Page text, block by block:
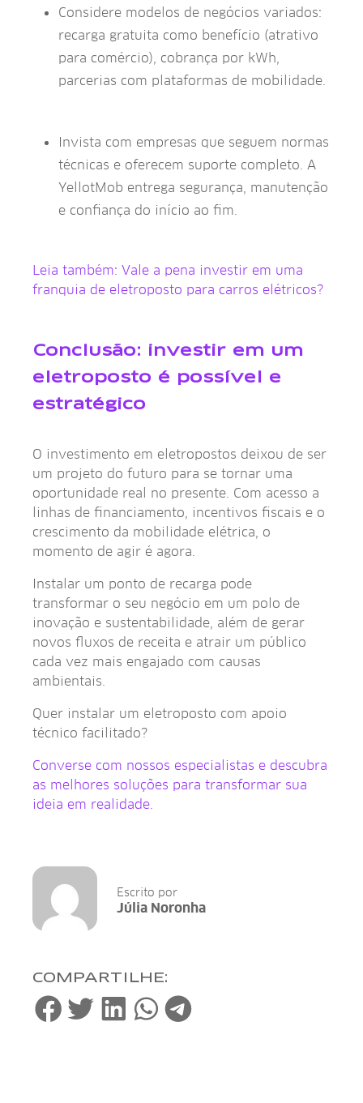
Considere modelos de negócios variados:
recarga gratuita como benefício (atrativo
para comércio), cobrança por kWh,
parcerias com plataformas de mobilidade.
Invista com empresas que seguem normas
técnicas e oferecem suporte completo. A
YellotMob entrega segurança, manutenção
e confiança do início ao fim.
Leia também: Vale a pena investir em uma
franquia de eletroposto para carros elétricos?
Conclusão: investir em um
eletroposto é possível e
estratégico
O investimento em eletropostos deixou de ser
um projeto do futuro para se tornar uma
oportunidade real no presente. Com acesso a
linhas de financiamento, incentivos fiscais e o
crescimento da mobilidade elétrica, o
momento de agir é agora.
Instalar um ponto de recarga pode
transformar o seu negócio em um polo de
inovação e sustentabilidade, além de gerar
novos fluxos de receita e atrair um público
cada vez mais engajado com causas
ambientais.
Quer instalar um eletroposto com apoio
técnico facilitado?
Converse com nossos especialistas e descubra
as melhores soluções para transformar sua
ideia em realidade.
Escrito por
Júlia Noronha
COMPARTILHE: